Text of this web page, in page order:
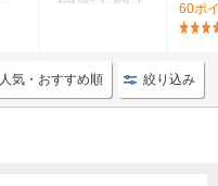
60ポ
人気・おすすめ順 絞り込み